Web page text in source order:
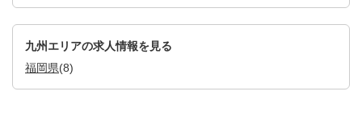
九州エリアの求人情報を見る
福岡県(8)